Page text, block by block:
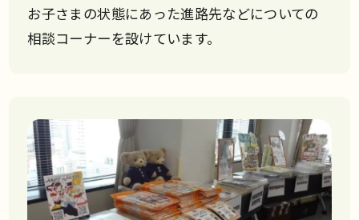
お子さまの状態にあった進路先などについての
相談コーナーを設けています。